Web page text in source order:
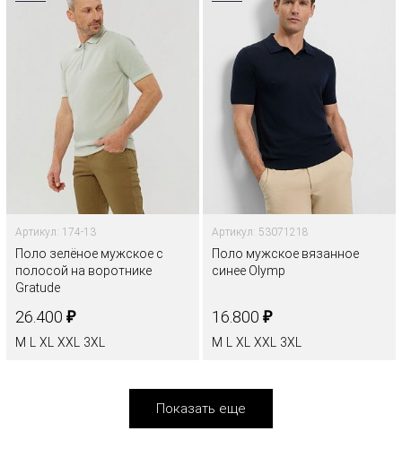
Артикул: 174-13
Поло зелёное мужское с
полосой на воротнике
Gratude
26.400 ₽
M XL XXL 3XL
Артикул: 53071218
Поло мужское вязанное
синее Olymp
16.800 ₽
M XL XXL 3XL
Показать еще